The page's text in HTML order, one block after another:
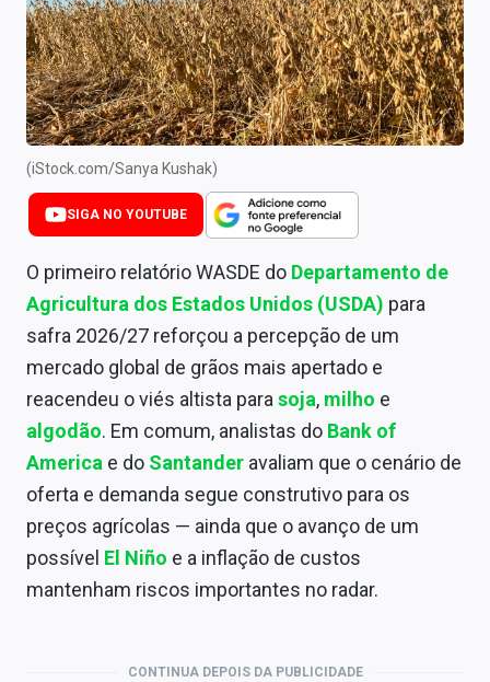
Carteiras Recomendadas
Central de Dividendos
Central de Fundos Imobiliários
Central dos IPOs
Renda Fixa
Finanças Pessoais
Mercados
Economia
Empresas
Brasil
Política
Colunas
(iStock.com/Sanya Kushak)
SIGA NO YOUTUBE
O primeiro relatório WASDE do Departamento de
Agricultura dos Estados Unidos (USDA) para
safra 2026/27 reforçou a percepção de um
mercado global de grãos mais apertado e
reacendeu o viés altista parasoja, milho e
algodão. Em comum, analistas do Bank of
America e do Santander avaliam que o cenário de
oferta e demanda segue construtivo para os
preços agrícolas — ainda que o avanço de um
possível El Niño e a inflação de custos
mantenham riscos importantes no radar.
CONTINUA DEPOIS DA PUBLICIDADE